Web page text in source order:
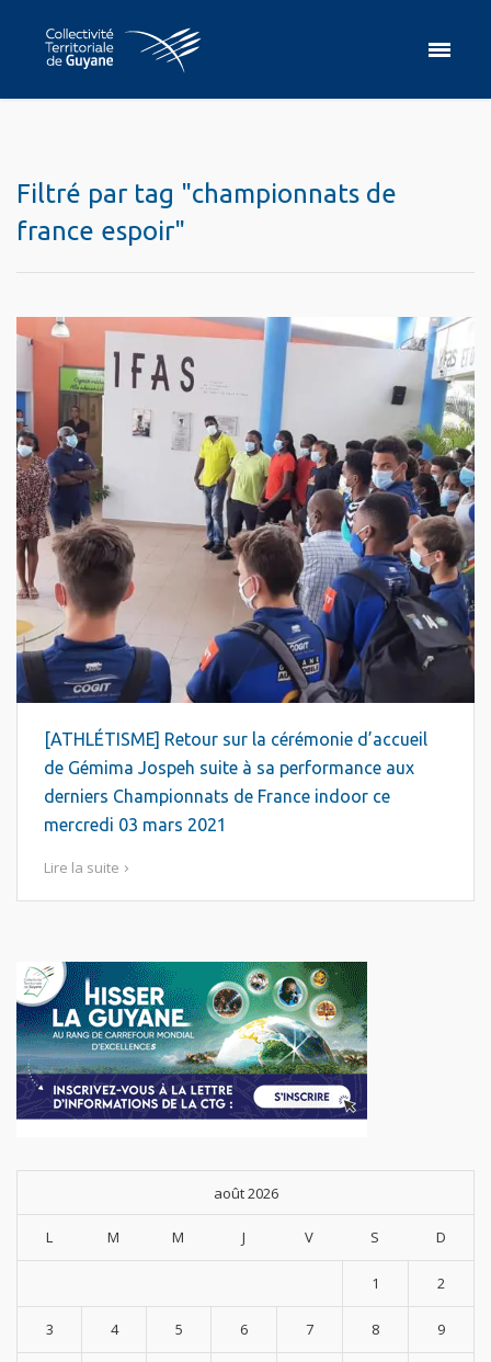
Filtré par tag "championnats de
france espoir"
[ATHLÉTISME] Retour sur la cérémonie d’accueil
de Gémima Jospeh suite à sa performance aux
derniers Championnats de France indoor ce
mercredi 03 mars 2021
Lire la suite
août 2026
L M M J V S D
1 2
3 4 5 6 7 8 9